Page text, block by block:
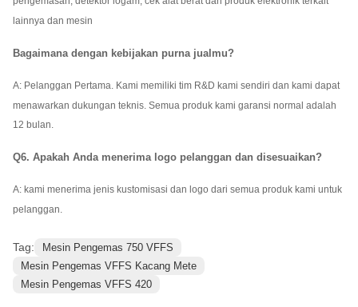
lainnya dan mesin
Bagaimana dengan kebijakan purna jualmu?
A: Pelanggan Pertama. Kami memiliki tim R&D kami sendiri dan kami dapat
menawarkan dukungan teknis. Semua produk kami garansi normal adalah
12 bulan.
Q6. Apakah Anda menerima logo pelanggan dan disesuaikan?
A: kami menerima jenis kustomisasi dan logo dari semua produk kami untuk
pelanggan.
Tag:
Mesin Pengemas 750 VFFS
Mesin Pengemas VFFS Kacang Mete
Mesin Pengemas VFFS 420